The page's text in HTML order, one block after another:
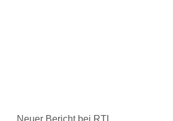
Neuer Bericht bei RTL